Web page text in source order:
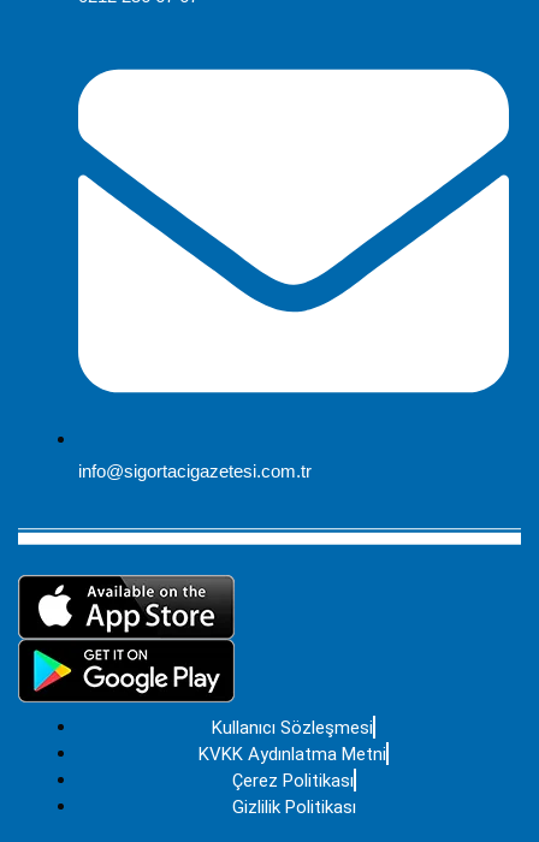
info@sigortacigazetesi.com.tr
Kullanıcı Sözleşmesi
KVKK Aydınlatma Metni
Çerez Politikası
Gizlilik Politikası